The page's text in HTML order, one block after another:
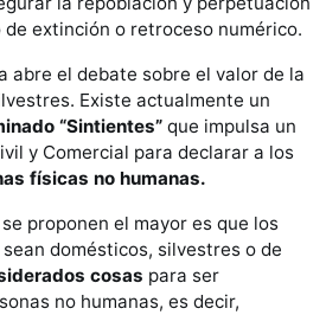
extinción o retroceso numérico.
abre el debate sobre el valor de la
Existe actualmente un
“Sintientes” que impulsa un
y Comercial para declarar a los
físicas no humanas.
proponen el mayor es que los
domésticos, silvestres o de
cosas para ser
no humanas, es decir,